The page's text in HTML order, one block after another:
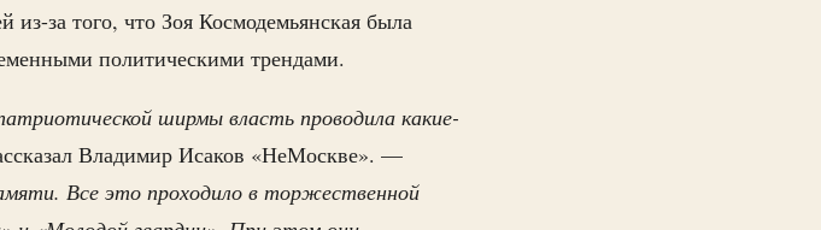
за того, что Зоя Космодемьянская была
политическими трендами.
ширмы власть проводила какие-
Владимир Исаков «НеМоскве». —
Все это проходило в торжественной